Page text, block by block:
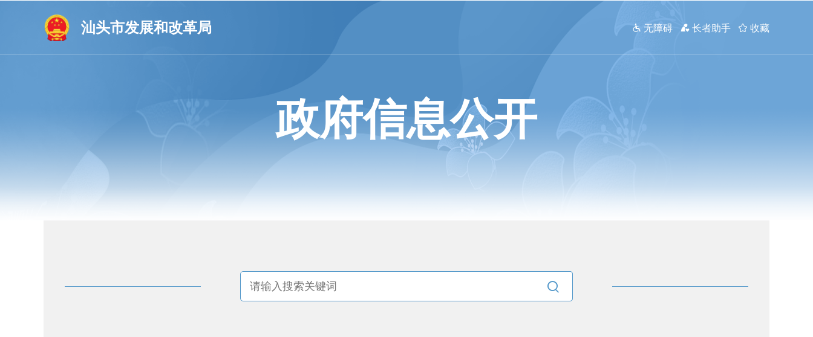
汕头市发展和改革局  无障碍  长者助手  收藏
政府信息公开
